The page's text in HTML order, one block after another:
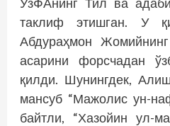
таклиф этишган. У
Абдураҳмон
асарини форсчадан
қилди. Шунингдек,
мансуб “Мажолис ун-
байтли, “Хазойин ул-